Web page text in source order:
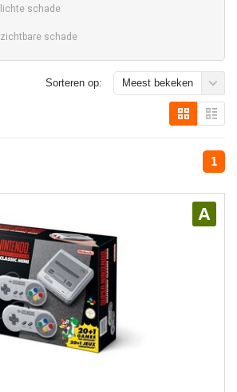
lichte schade
zichtbare schade
Sorteren op: Meest bekeken
1
A